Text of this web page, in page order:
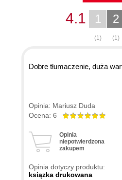
2
(1)
1
(1)
4.1
Dobre tłumaczenie, duża
Opinia: Mariusz Duda
Ocena: 6
Opinia
niepotwierdzona
zakupem
Opinia dotyczy produktu:
ksiązka drukowana